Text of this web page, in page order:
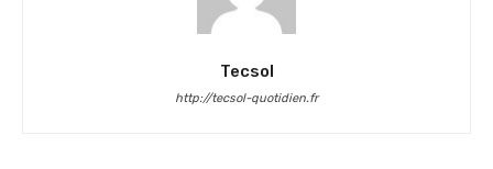
Tecsol
http://tecsol-quotidien.fr